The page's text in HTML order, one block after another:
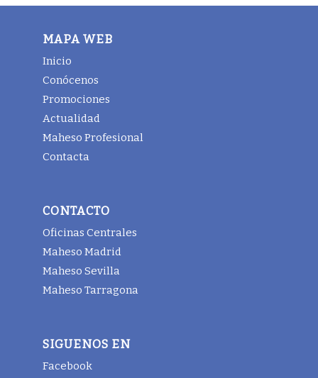
MAPA WEB
Inicio
Conócenos
Promociones
Actualidad
Maheso Profesional
Contacta
CONTACTO
Oficinas Centrales
Maheso Madrid
Maheso Sevilla
Maheso Tarragona
SIGUENOS EN
Facebook